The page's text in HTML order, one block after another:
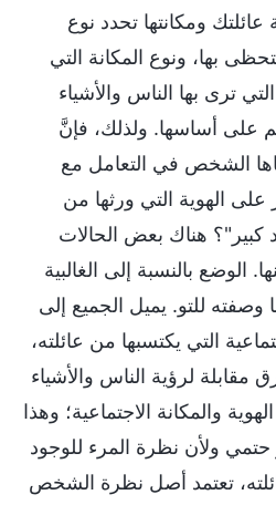
ومكانتها تحدد نوع
بها، ونوع المكانة التي
ترى بها الناس والأشياء
على أساسها. ولذلك، فإنَّ
الشخص في التعامل مع
على الهوية التي ورثها من
كبير"؟ هناك بعض الحالات
الوضع بالنسبة إلى الغالبية
للتو. يميل الجميع إلى
التي يكتسبها من عائلته،
مقابلة لرؤية الناس والأشياء
والمكانة الاجتماعية؛ وهذا
حتمي ولأن نظرة المرء للوجود
تعتمد أصل نظرة الشخص